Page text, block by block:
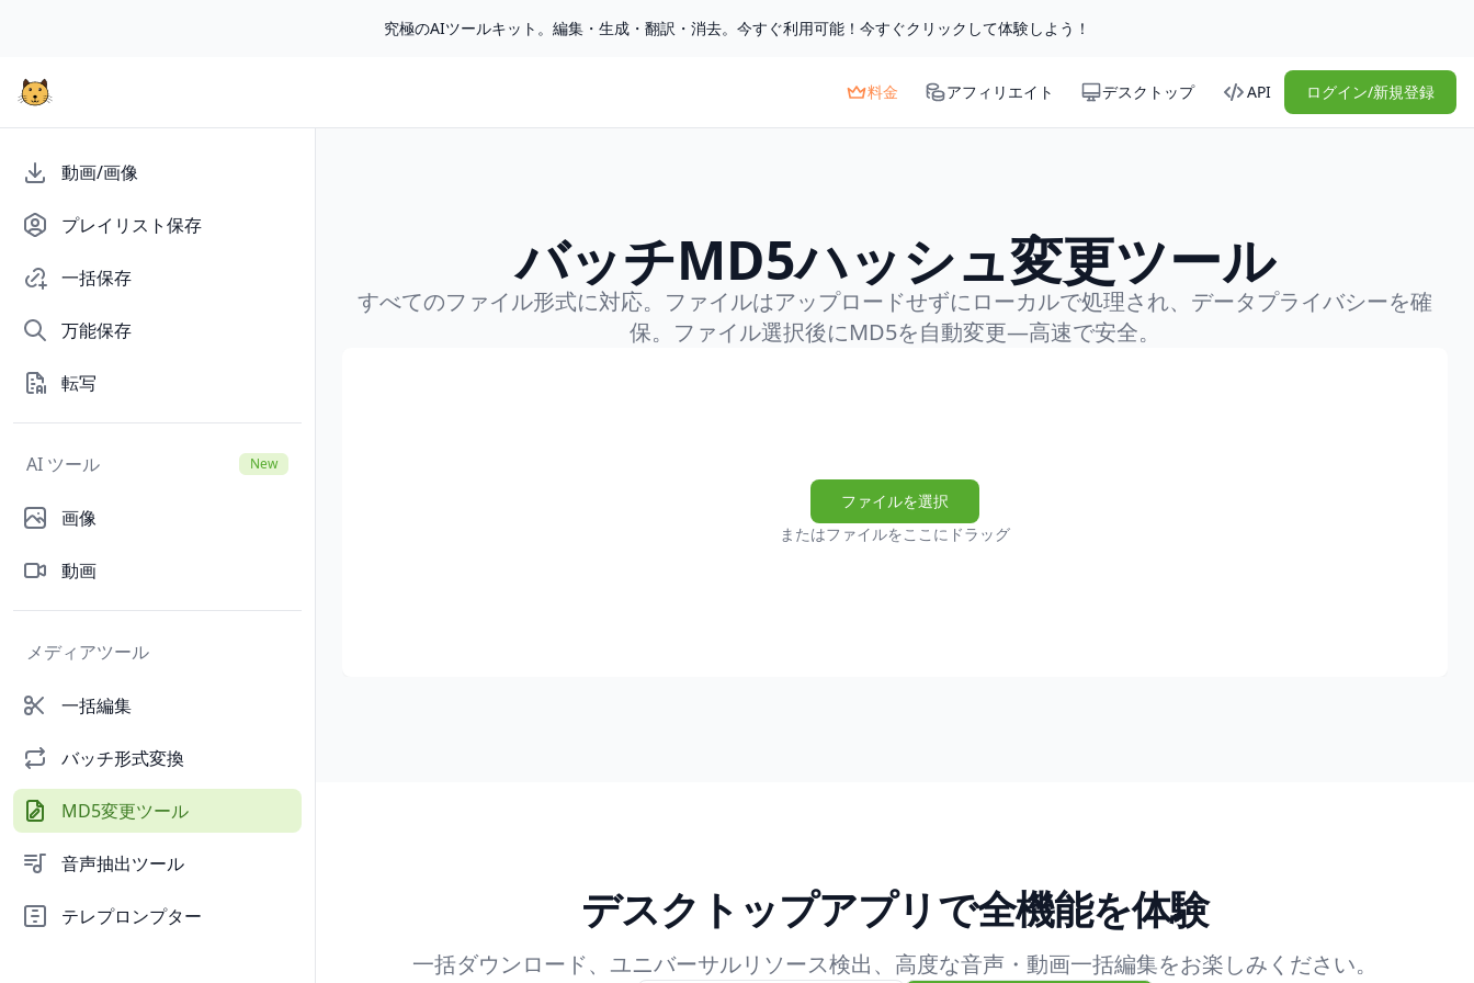
究極のAIツールキット。編集・生成・翻訳・消去。今すぐ利用可能！今すぐクリックして体験しよう！
料金 アフィリエイト デスクトップ API ログイン/新規登録
動画/画像
プレイリスト保存
一括保存
万能保存
転写
AI ツール New
画像
動画
メディアツール
一括編集
バッチ形式変換
MD5変更ツール
音声抽出ツール
テレプロンプター
バッチMD5ハッシュ変更ツール
すべてのファイル形式に対応。ファイルはアップロードせずにローカルで処理され、データプライバシーを確
保。ファイル選択後にMD5を自動変更—高速で安全。
ファイルを選択
またはファイルをここにドラッグ
デスクトップアプリで全機能を体験
一括ダウンロード、ユニバーサルリソース検出、高度な音声・動画一括編集をお楽しみください。